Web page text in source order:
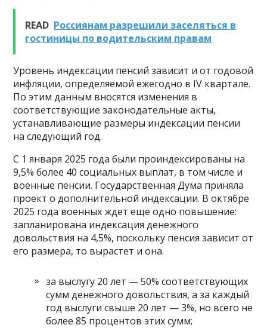
READ Россиянам разрешили заселяться в
гостиницы по водительским правам
Уровень индексации пенсий зависит и от годовой
инфляции, определяемой ежегодно в IV квартале.
По этим данным вносятся изменения в
соответствующие законодательные акты,
устанавливающие размеры индексации пенсии
на следующий год.
С 1 января 2025 года были проиндексированы на
9,5% более 40 социальных выплат, в том числе и
военные пенсии. Государственная Дума приняла
проект о дополнительной индексации. В октябре
2025 года военных ждет еще одно повышение:
запланирована индексация денежного
довольствия на 4,5%, поскольку пенсия зависит от
его размера, то вырастет и она.
за выслугу 20 лет — 50% соответствующих
сумм денежного довольствия, а за каждый
год выслуги свыше 20 лет — 3%, но всего не
более 85 процентов этих сумм;